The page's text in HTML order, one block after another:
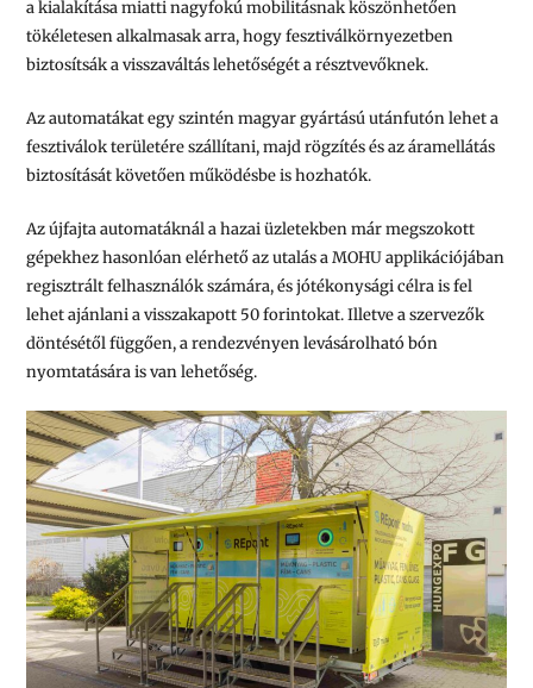
a kialakítása miatti nagyfokú mobilitásnak köszönhetően
tökéletesen alkalmasak arra, hogy fesztiválkörnyezetben
biztosítsák a visszaváltás lehetőségét a résztvevőknek.
Az automatákat egy szintén magyar gyártású utánfutón lehet a
fesztiválok területére szállítani, majd rögzítés és az áramellátás
biztosítását követően működésbe is hozhatók.
Az újfajta automatáknál a hazai üzletekben már megszokott
gépekhez hasonlóan elérhető az utalás a MOHU applikációjában
regisztrált felhasználók számára, és jótékonysági célra is fel
lehet ajánlani a visszakapott 50 forintokat. Illetve a szervezők
döntésétől függően, a rendezvényen levásárolható bón
nyomtatására is van lehetőség.